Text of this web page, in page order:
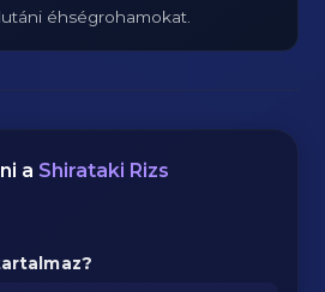
éhségrohamokat.
a Shirataki Rizs